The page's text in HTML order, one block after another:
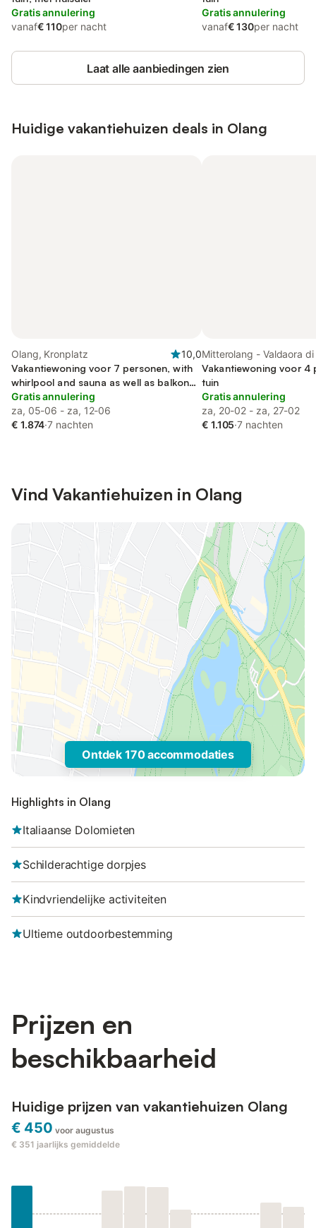
Gratis annulering
vanaf€ 110per nacht
Gratis annulering
vanaf€ 130per nacht
Laat alle aanbiedingen zien
Huidige vakantiehuizen deals in Olang
Olang, Kronplatz
10,0
Vakantiewoning voor 7 personen, with
whirlpool and sauna as well as balkon
and tuin
Gratis annulering
za, 05-06 - za, 12-06
€ 1.874·7 nachten
Mitterolang - Valdaora
Olang
Vakantiewoning voor 4
tuin
Gratis annulering
za, 20-02 - za, 27-02
€ 1.105·7 nachten
Vind Vakantiehuizen in Olang
Ontdek 170 accommodaties
Highlights in Olang
Italiaanse Dolomieten
Schilderachtige dorpjes
Kindvriendelijke activiteiten
Ultieme outdoorbestemming
Prijzen en
beschikbaarheid
Huidige prijzen van vakantiehuizen Olang
€ 450 voor augustus
€ 351 jaarlijks gemiddelde